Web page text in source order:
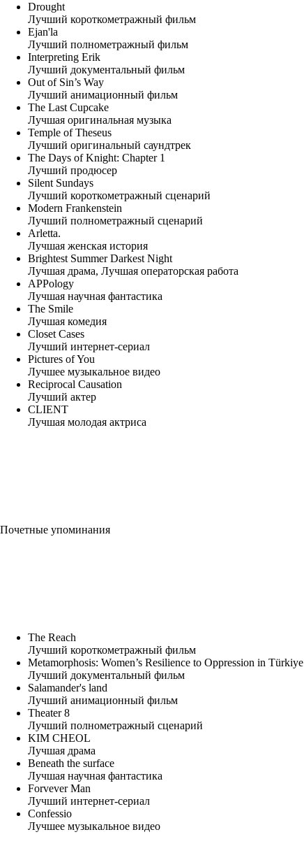
Drought
Лучший короткометражный фильм
Ejan'la
Лучший полнометражный фильм
Interpreting Erik
Лучший документальный фильм
Out of Sin’s Way
Лучший анимационный фильм
The Last Cupcake
Лучшая оригинальная музыка
Temple of Theseus
Лучший оригинальный саундтрек
The Days of Knight: Chapter 1
Лучший продюсер
Silent Sundays
Лучший короткометражный сценарий
Modern Frankenstein
Лучший полнометражный сценарий
Arletta.
Лучшая женская история
Brightest Summer Darkest Night
Лучшая драма, Лучшая операторская работа
APPology
Лучшая научная фантастика
The Smile
Лучшая комедия
Closet Cases
Лучший интернет-сериал
Pictures of You
Лучшее музыкальное видео
Reciprocal Causation
Лучший актер
CLIENT
Лучшая молодая актриса
Почетные упоминания
The Reach
Лучший короткометражный фильм
Metamorphosis: Women’s Resilience to Oppression in Türkiye
Лучший документальный фильм
Salamander's land
Лучший анимационный фильм
Theater 8
Лучший полнометражный сценарий
KIM CHEOL
Лучшая драма
Beneath the surface
Лучшая научная фантастика
Forvever Man
Лучший интернет-сериал
Confessio
Лучшее музыкальное видео